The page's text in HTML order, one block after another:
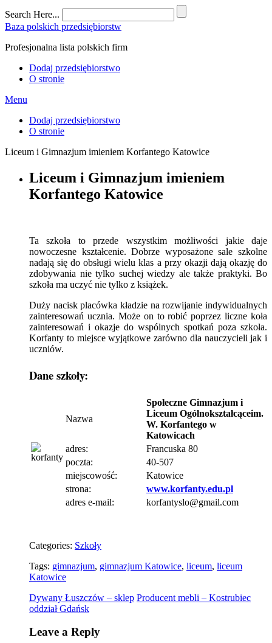
Search Here...
Baza polskich przedsiębiorstw
Profesjonalna lista polskich firm
Dodaj przedsiębiorstwo
O stronie
Menu
Dodaj przedsiębiorstwo
O stronie
Liceum i Gimnazjum imieniem Korfantego Katowice
Liceum i Gimnazjum imieniem
Korfantego Katowice
Ta szkoła to przede wszystkim możliwości jakie daje
nowoczesne kształcenie. Dobrze wyposażone sale szkolne
nadają się do obsługi wielu klas a przy okazji dają okazję do
zdobywania nie tylko suchej wiedzy ale także praktyki. Bo
szkoła ma uczyć nie tylko z książek.
Duży nacisk placówka kładzie na rozwijanie indywidualnych
zainteresowań ucznia. Może on to robić poprzez liczne koła
zainteresowań i okazje do wspólnych spotkań poza szkoła.
Korfanty to miejsce wyjątkowe zarówno dla nauczycieli jak i
uczniów.
Dane szkoły:
Nazwa
Społeczne Gimnazjum i
Liceum Ogólnokształcąceim.
W. Korfantego w
Katowicach
adres:
Francuska 80
poczta:
40-507
miejscowość:
Katowice
strona:
www.korfanty.edu.pl
adres e-mail:
korfantyslo@gmail.com
Categories: Szkoły
Tags: gimnazjum, gimnazjum Katowice, liceum, liceum
Katowice
Dywany Łuszczów – sklep Producent mebli – Kostrubiec
oddział Gdańsk
Leave a Reply